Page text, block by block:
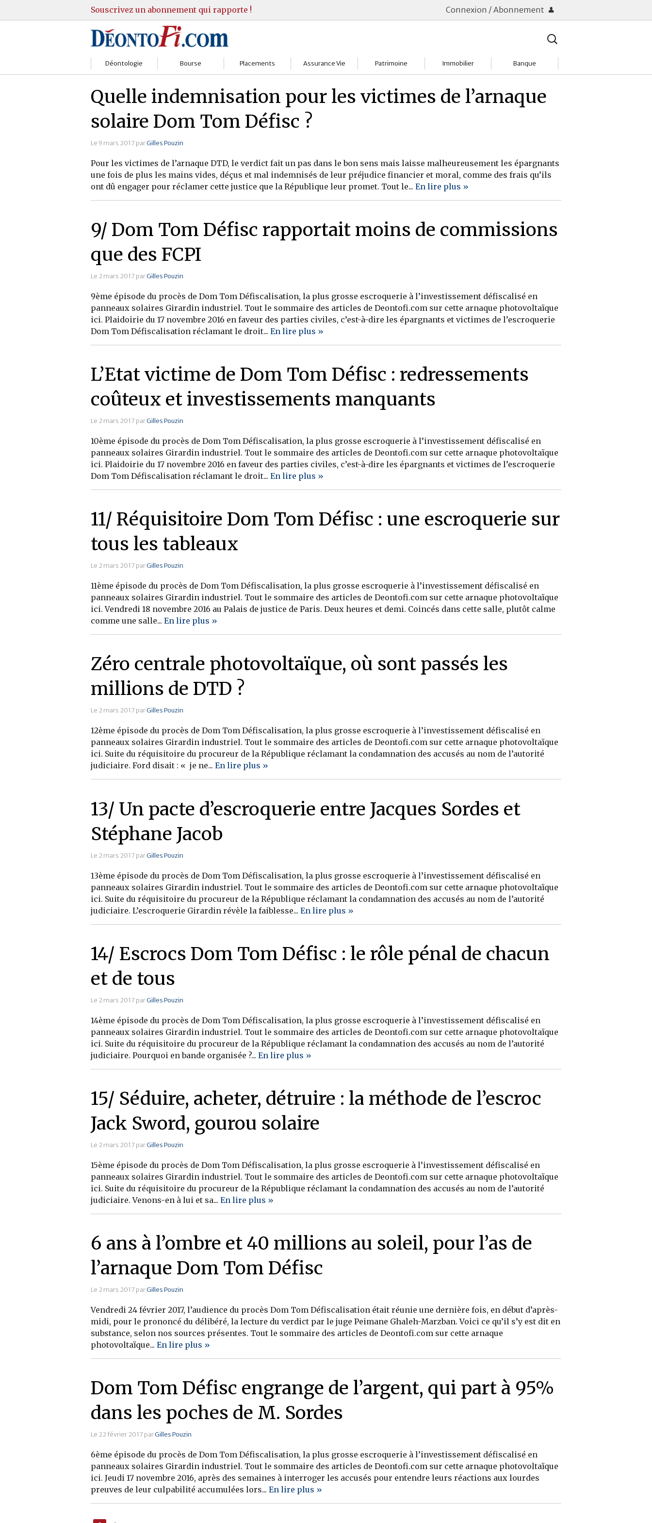
Souscrivez un abonnement qui rapporte ! Connexion / Abonnement
Rechercher
Déontologie
Institutions
Relations clients
Bourse
Guide Sicav
Marchés
Placements
Fonds d’investissments
Assurance vie
Immobilier
Assurance Vie
Comprendre
Gérer
Patrimoine
Transmission
Immobilier
Tendances
Banque
Comptes & Livrets
Placements & banques
Quelle indemnisation pour les victimes de l’arnaque
solaire Dom Tom Défisc ?
Le 9 mars 2017 parGilles Pouzin
Pour les victimes de l’arnaque DTD, le verdict fait un pas dans le bon sens mais laisse malheureusement les épargnants
une fois de plus les mains vides, déçus et mal indemnisés de leur préjudice financier et moral, comme des frais qu’ils
ont dû engager pour réclamer cette justice que la République leur promet. Tout le... En lire plus »
9/ Dom Tom Défisc rapportait moins de commissions
que des FCPI
Le 2 mars 2017 parGilles Pouzin
9ème épisode du procès de Dom Tom Défiscalisation, la plus grosse escroquerie à l’investissement défiscalisé en
panneaux solaires Girardin industriel. Tout le sommaire des articles de Deontofi.com sur cette arnaque photovoltaïque
ici. Plaidoirie du 17 novembre 2016 en faveur des parties civiles, c’est-à-dire les épargnants et victimes de l’escroquerie
Dom Tom Défiscalisation réclamant le droit... En lire plus »
L’Etat victime de Dom Tom Défisc : redressements
coûteux et investissements manquants
Le 2 mars 2017 parGilles Pouzin
10ème épisode du procès de Dom Tom Défiscalisation, la plus grosse escroquerie à l’investissement défiscalisé en
panneaux solaires Girardin industriel. Tout le sommaire des articles de Deontofi.com sur cette arnaque photovoltaïque
ici. Plaidoirie du 17 novembre 2016 en faveur des parties civiles, c’est-à-dire les épargnants et victimes de l’escroquerie
Dom Tom Défiscalisation réclamant le droit... En lire plus »
11/ Réquisitoire Dom Tom Défisc : une escroquerie sur
tous les tableaux
Le 2 mars 2017 parGilles Pouzin
11ème épisode du procès de Dom Tom Défiscalisation, la plus grosse escroquerie à l’investissement défiscalisé en
panneaux solaires Girardin industriel. Tout le sommaire des articles de Deontofi.com sur cette arnaque photovoltaïque
ici. Vendredi 18 novembre 2016 au Palais de justice de Paris. Deux heures et demi. Coincés dans cette salle, plutôt calme
comme une salle... En lire plus »
Zéro centrale photovoltaïque, où sont passés les
millions de DTD ?
Le 2 mars 2017 parGilles Pouzin
12ème épisode du procès de Dom Tom Défiscalisation, la plus grosse escroquerie à l’investissement défiscalisé en
panneaux solaires Girardin industriel. Tout le sommaire des articles de Deontofi.com sur cette arnaque photovoltaïque
ici. Suite du réquisitoire du procureur de la République réclamant la condamnation des accusés au nom de l’autorité
judiciaire. Ford disait : « je ne... En lire plus »
13/ Un pacte d’escroquerie entre Jacques Sordes et
Stéphane Jacob
Le 2 mars 2017 parGilles Pouzin
13ème épisode du procès de Dom Tom Défiscalisation, la plus grosse escroquerie à l’investissement défiscalisé en
panneaux solaires Girardin industriel. Tout le sommaire des articles de Deontofi.com sur cette arnaque photovoltaïque
ici. Suite du réquisitoire du procureur de la République réclamant la condamnation des accusés au nom de l’autorité
judiciaire. L’escroquerie Girardin révèle la faiblesse... En lire plus »
14/ Escrocs Dom Tom Défisc : le rôle pénal de chacun
et de tous
Le 2 mars 2017 parGilles Pouzin
14ème épisode du procès de Dom Tom Défiscalisation, la plus grosse escroquerie à l’investissement défiscalisé en
panneaux solaires Girardin industriel. Tout le sommaire des articles de Deontofi.com sur cette arnaque photovoltaïque
ici. Suite du réquisitoire du procureur de la République réclamant la condamnation des accusés au nom de l’autorité
judiciaire. Pourquoi en bande organisée ?... En lire plus »
15/ Séduire, acheter, détruire : la méthode de l’escroc
Jack Sword, gourou solaire
Le 2 mars 2017 parGilles Pouzin
15ème épisode du procès de Dom Tom Défiscalisation, la plus grosse escroquerie à l’investissement défiscalisé en
panneaux solaires Girardin industriel. Tout le sommaire des articles de Deontofi.com sur cette arnaque photovoltaïque
ici. Suite du réquisitoire du procureur de la République réclamant la condamnation des accusés au nom de l’autorité
judiciaire. Venons-en à lui et sa... En lire plus »
6 ans à l’ombre et 40 millions au soleil, pour l’as de
l’arnaque Dom Tom Défisc
Le 2 mars 2017 parGilles Pouzin
Vendredi 24 février 2017, l’audience du procès Dom Tom Défiscalisation était réunie une dernière fois, en début d’après-
midi, pour le prononcé du délibéré, la lecture du verdict par le juge Peimane Ghaleh-Marzban. Voici ce qu’il s’y est dit en
substance, selon nos sources présentes. Tout le sommaire des articles de Deontofi.com sur cette arnaque
photovoltaïque... En lire plus »
Dom Tom Défisc engrange de l’argent, qui part à 95%
dans les poches de M. Sordes
Le 22 février 2017 parGilles Pouzin
6ème épisode du procès de Dom Tom Défiscalisation, la plus grosse escroquerie à l’investissement défiscalisé en
panneaux solaires Girardin industriel. Tout le sommaire des articles de Deontofi.com sur cette arnaque photovoltaïque
ici. Jeudi 17 novembre 2016, après des semaines à interroger les accusés pour entendre leurs réactions aux lourdes
preuves de leur culpabilité accumulées lors... En lire plus »